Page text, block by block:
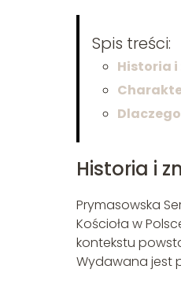
Spis treści:
Historia i
Historia i
Prymasowska
Kościoła w
kontekstu
Wydawana jest